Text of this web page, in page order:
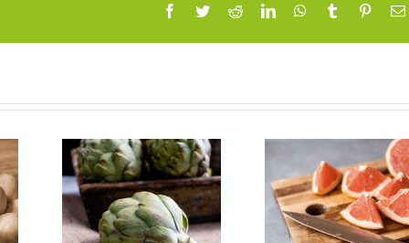
Facebook
TwitterRedditLinkedInWhatsApp
Tumblr
Propiedades
del pomelo y
sus